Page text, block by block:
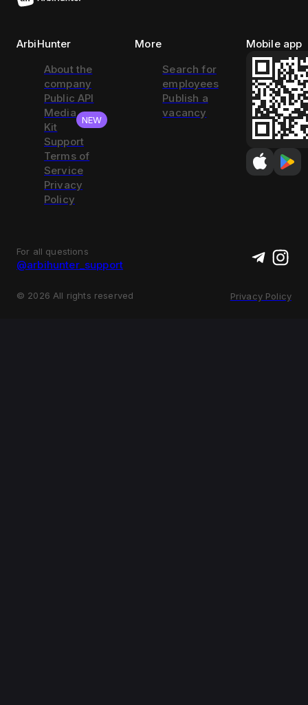
ArbiHunter
About the
company
Public API
Media
Kit
NEW
Support
Terms of
Service
Privacy
Policy
More
Search for
employees
Publish a
vacancy
Mobile app
For all questions
@arbihunter_support
© 2026 All rights reserved Privacy Policy